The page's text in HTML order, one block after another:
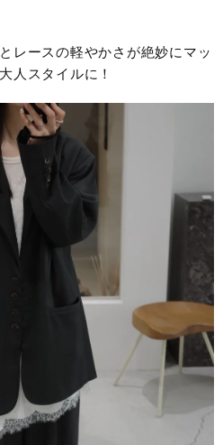
レースの軽やかさが絶妙にマッ
人スタイルに！